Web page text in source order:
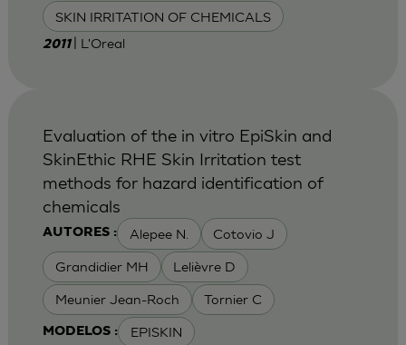
SKIN IRRITATION OF CHEMICALS
2011 | L'Oreal
AUTORES : Alepee N. Cotovio J
Grandidier MH Lelièvre D
Meunier Jean-Roch Tornier C
MODELOS : EPISKIN
Evaluation of the in vitro EpiSkin and
SkinEthic RHE Skin Irritation test
methods for hazard identification of
chemicals